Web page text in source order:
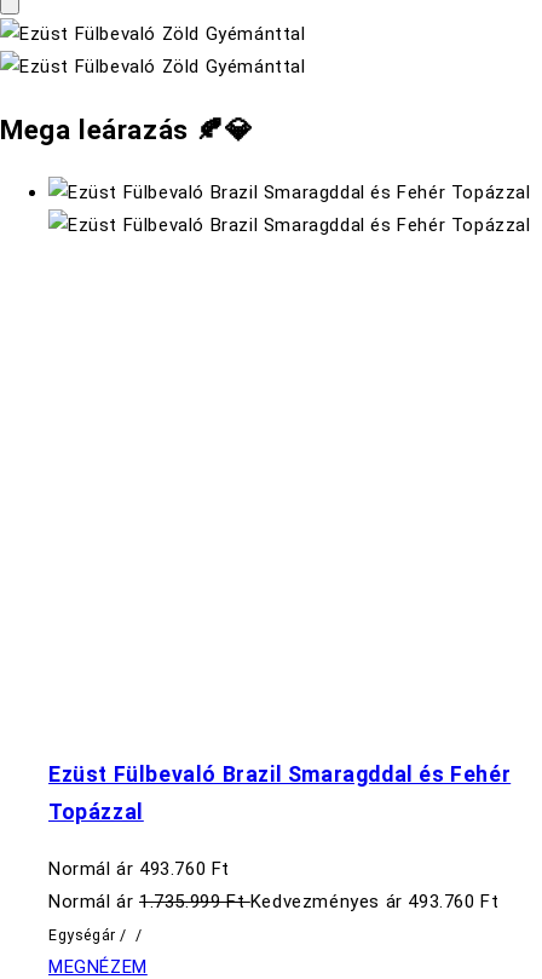
Mega leárazás 🍂💎
Ezüst Fülbevaló Brazil Smaragddal és Fehér
Topázzal
Normál ár 493.760 Ft
Normál ár 1.735.999 FtKedvezményes ár 493.760 Ft
Egységár / /
MEGNÉZEM